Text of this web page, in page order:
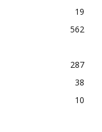
19
562
287
38
10